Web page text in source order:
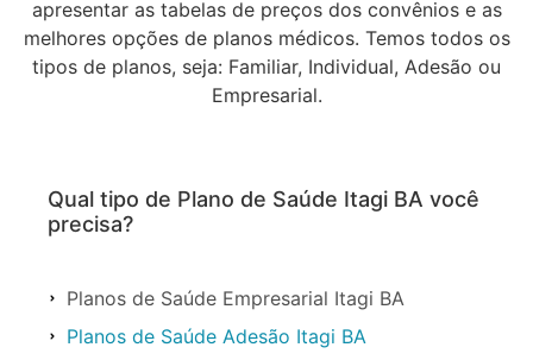
apresentar as tabelas de preços dos convênios e as
melhores opções de planos médicos. Temos todos os
tipos de planos, seja: Familiar, Individual, Adesão ou
Empresarial.
Qual tipo de Plano de Saúde Itagi BA você
precisa?
Planos de Saúde Empresarial Itagi BA
Planos de Saúde Adesão Itagi BA